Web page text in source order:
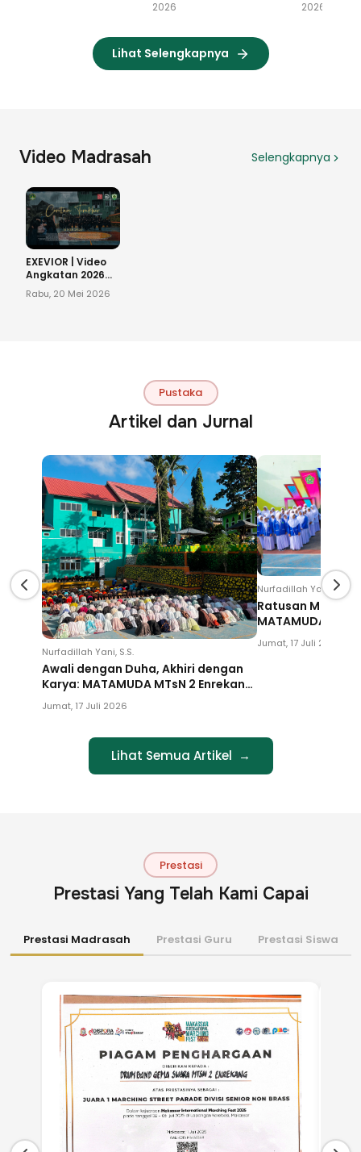
2026
2026
Lihat Selengkapnya
Video Madrasah Selengkapnya
EXEVIOR | Video
Angkatan 2026
MTsN 2 Enrekang
Rabu, 20 Mei 2026
Pustaka
Artikel dan Jurnal
Nurfadillah Yani, S.S.
Awali dengan Duha, Akhiri dengan
Karya: MATAMUDA MTsN 2 Enrekang
Resmi Ditutup
Jumat, 17 Juli 2026
Nurfadillah Yani, S.S.
Ratusan Murid
MATAMUDA
Cetak Generasi
Jumat, 17 Juli 2026
Lihat Semua Artikel →
Prestasi
Prestasi Yang Telah Kami Capai
Prestasi Madrasah Prestasi Guru Prestasi Siswa